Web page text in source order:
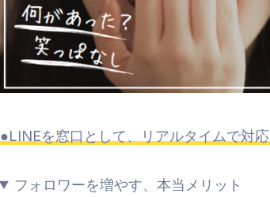
●LINEを窓口として、リアルタイムで対応
フォロワーを増やす、本当メリット